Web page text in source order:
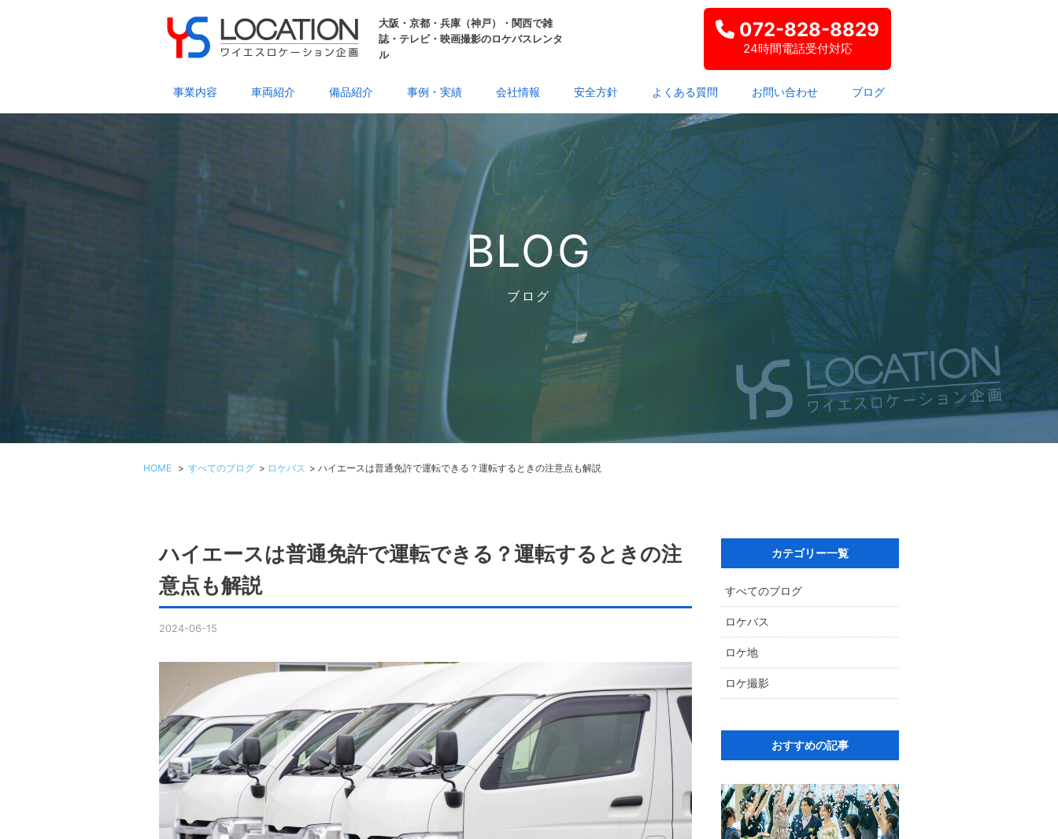
大阪・京都・兵庫（神戸）・関西で雑
誌・テレビ・映画撮影のロケバスレンタ
ル
072-828-8829
24時間電話受付対応
事業内容 車両紹介 備品紹介 事例・実績 会社情報 安全方針 よくある質問 お問い合わせ ブログ
BLOG
ブログ
HOME > すべてのブログ > ロケバス > ハイエースは普通免許で運転できる？運転するときの注意点も解説
ハイエースは普通免許で運転できる？運転するときの注
意点も解説
2024-06-15
カテゴリー一覧
すべてのブログ
ロケバス
ロケ地
ロケ撮影
おすすめの記事